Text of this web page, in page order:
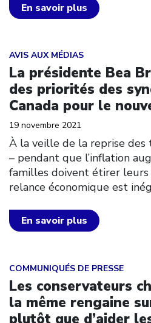
En savoir plus
AVIS AUX MÉDIAS
La présidente Bea
des priorités des
Canada pour le
19 novembre 2021
À la veille de la reprise
– pendant que l’inflation
familles doivent étirer
relance économique est
En savoir plus
Click to open the link
COMMUNIQUÉS DE PRESSE
Les conservateurs
la même rengaine
plutôt que d’aider
Click to open the link